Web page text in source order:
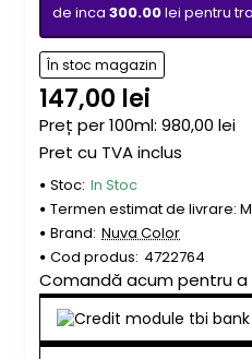
* poza este informativa
de inca 300.00lei pentru
În stoc magazin
147,00 lei
Preț per 100ml: 980,00 lei
Pret cu TVA inclus
Stoc: In Stoc
Termen estimat de livrare:
Brand: Nuva Color
Cod produs: 4722764
Comandă acum pentru